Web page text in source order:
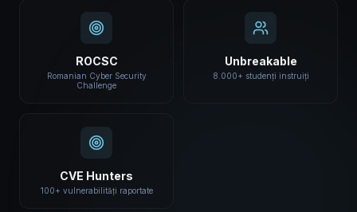
ROCSC
Romanian Cyber Security
Challenge
Unbreakable
8.000+ studenți instruiți
CVE Hunters
100+ vulnerabilități raportate